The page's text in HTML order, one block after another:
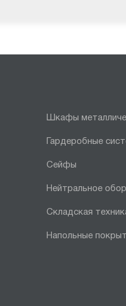
Шкафы
Гардеробные
Сейфы
Нейтральное
Складская
Напольные